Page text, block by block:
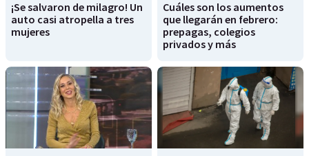
¡Se salvaron de milagro! Un
auto casi atropella a tres
mujeres
Cuáles son los aumentos
que llegarán en febrero:
prepagas, colegios
privados y más